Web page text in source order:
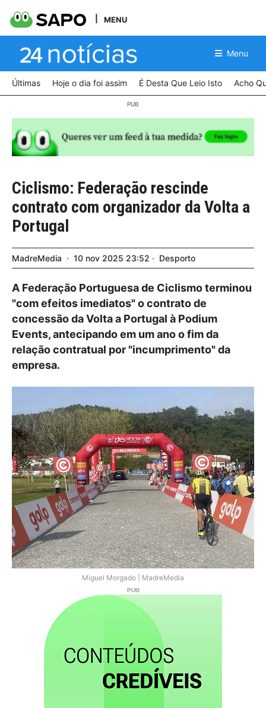
MENU
Menu
Últimas Hoje o dia foi assim É Desta Que Leio Isto Acho
Ciclismo: Federação rescinde
contrato com organizador da Volta a
Portugal
MadreMedia 10 nov 2025 23:52 Desporto
A Federação Portuguesa de Ciclismo terminou
"com efeitos imediatos" o contrato de
concessão da Volta a Portugal à Podium
Events, antecipando em um ano o fim da
relação contratual por "incumprimento" da
empresa.
Miguel Morgado | MadreMedia